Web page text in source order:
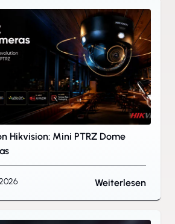
Hikvision: Mini PTRZ Dome
Weiterlesen